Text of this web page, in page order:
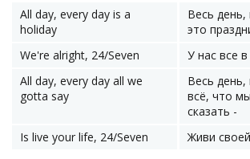
All day, every day is a
holiday
Весь
это
We're alright, 24/Seven
У нас все
All day, every day all we
gotta say
Весь
всё, что
сказать -
Is live your life, 24/Seven
Живи